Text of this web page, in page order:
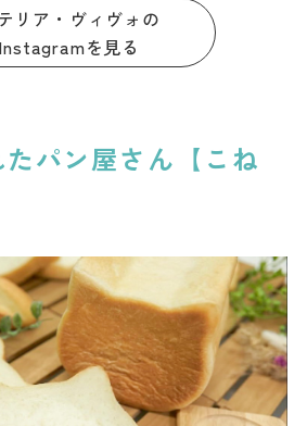
リア・ヴィヴォの
を見る
パン屋さん【こね